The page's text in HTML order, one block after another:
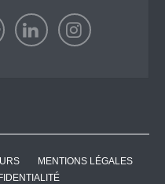
MENTIONS LÉGALES